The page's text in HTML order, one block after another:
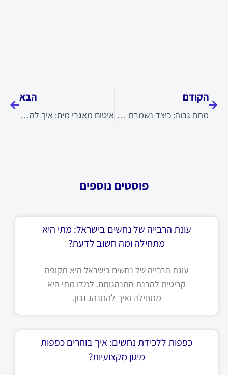
הקודם
מתח גבוה: כיצד נשמרת הבטיחות בשימוש במתח גבוה במערכות חשמליות
הבא
איטום מאגרי מים: איך להבטיח שמירה על איכות המים והגנה ממי גשמים
פוסטים נוספים
עונת הרבייה של נחשים בישראל: מתי היא
מתחילה ומה חשוב לדעת?
עונת הרבייה של נחשים בישראל היא תקופה
קריטית להבנת התנהגותם. למדו מתי היא
מתחילה ואיך להתנהג נכון.
כפפות ללכידת נחשים: איך בוחרים כפפות
מיגון מקצועיות?